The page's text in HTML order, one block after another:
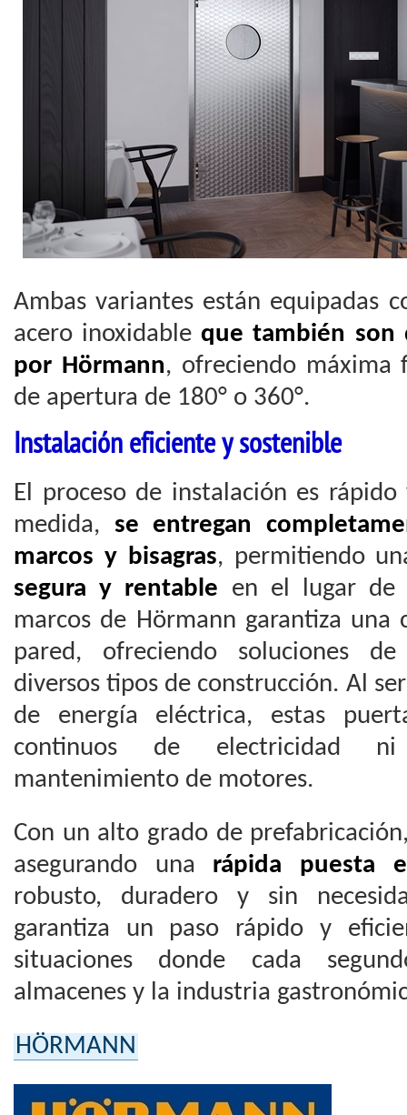
Ambas variantes están equipadas
acero inoxidable que también son
por Hörmann, ofreciendo máxima
de apertura de 180° o 360°.
Instalación eficiente y sostenible
El proceso de instalación es rápido
medida, se entregan
marcos y bisagras, permitiendo
segura y rentable en el lugar de
marcos de Hörmann garantiza una
pared, ofreciendo soluciones
diversos tipos de construcción. Al
de energía eléctrica, estas
continuos de electricidad
mantenimiento de motores.
Con un alto grado de
asegurando una rápida puesta
robusto, duradero y sin
garantiza un paso rápido y
situaciones donde cada
almacenes y la industria
HÖRMANN